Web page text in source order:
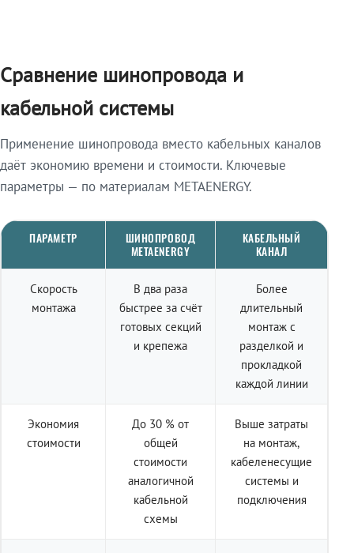
Сравнение шинопровода и
кабельной системы
Применение шинопровода вместо кабельных каналов
даёт экономию времени и стоимости. Ключевые
параметры — по материалам METAENERGY.
ПАРАМЕТР
ШИНОПРОВОД
METAENERGY
КАБЕЛЬНЫЙ
КАНАЛ
Скорость
монтажа
В два раза
быстрее за счёт
готовых секций
и крепежа
Более
длительный
монтаж с
разделкой и
прокладкой
каждой линии
Экономия
стоимости
До 30 % от
общей
стоимости
аналогичной
кабельной
схемы
Выше затраты
на монтаж,
кабеленесущие
системы и
подключения